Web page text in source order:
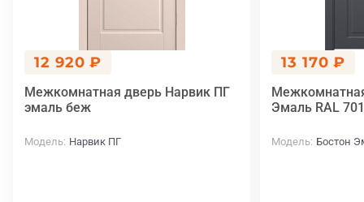
12 920 ₽
Межкомнатная дверь Нарвик ПГ
эмаль беж
Модель Нарвик ПГ
13 170 ₽
Эмаль RAL
Модель Бостон